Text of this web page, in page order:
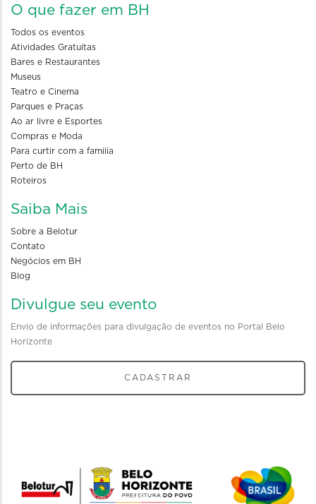
O que fazer em BH
Todos os eventos
Atividades Gratuitas
Bares e Restaurantes
Museus
Teatro e Cinema
Parques e Praças
Ao ar livre e Esportes
Compras e Moda
Para curtir com a familia
Perto de BH
Roteiros
Saiba Mais
Sobre a Belotur
Contato
Negócios em BH
Blog
Divulgue seu evento
Envio de informações para divulgação de eventos no Portal Belo
Horizonte
CADASTRAR